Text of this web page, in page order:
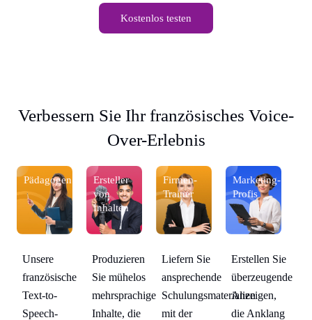
Kostenlos testen
Verbessern Sie Ihr französisches Voice-
Over-Erlebnis
Pädagogen
Unsere
französische
Text-to-
Speech-
Ersteller
von
Inhalten
Produzieren
Sie mühelos
mehrsprachige
Inhalte, die
Firmen-
Trainer
Liefern Sie
ansprechende
Schulungsmaterialien
mit der
Marketing-
Profis
Erstellen Sie
überzeugende
Anzeigen,
die Anklang